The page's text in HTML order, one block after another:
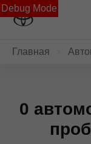
Debug Mode
Главная
0